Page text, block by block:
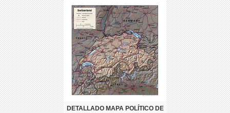
DETALLADO MAPA POLÍTICO DE